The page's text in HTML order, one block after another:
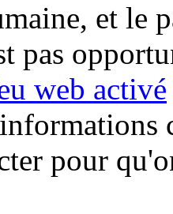
et le
pas
web activé
pour